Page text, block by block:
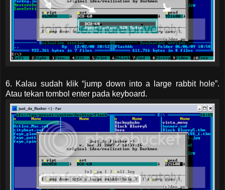
6. Kalau sudah klik “jump down into a large rabbit hole”.
Atau tekan tombol enter pada keyboard.